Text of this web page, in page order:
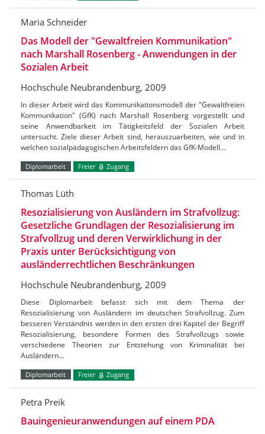
Maria Schneider
Das Modell der "Gewaltfreien Kommunikation"
nach Marshall Rosenberg - Anwendungen in der
Sozialen Arbeit
Hochschule Neubrandenburg, 2009
In dieser Arbeit wird das Kommunikationsmodell der "Gewaltfreien
Kommunikation" (GfK) nach Marshall Rosenberg vorgestellt und
seine Anwendbarkeit im Tätigkeitsfeld der Sozialen Arbeit
untersucht. Ziele dieser Arbeit sind, herauszuarbeiten, wie und in
welchen sozialpädagogischen Arbeitsfeldern das GfK-Modell…
Diplomarbeit Freier Zugang
Thomas Lüth
Resozialisierung von Ausländern im Strafvollzug:
Gesetzliche Grundlagen der Resozialisierung im
Strafvollzug und deren Verwirklichung in der
Praxis unter Berücksichtigung von
ausländerrechtlichen Beschränkungen
Hochschule Neubrandenburg, 2009
Diese Diplomarbeit befasst sich mit dem Thema der
Resozialisierung von Ausländern im deutschen Strafvollzug. Zum
besseren Verständnis werden in den ersten drei Kapitel der Begriff
Resozialisierung, besondere Formen des Strafvollzugs sowie
verschiedene Theorien zur Entstehung von Kriminalität bei
Ausländern…
Diplomarbeit Freier Zugang
Petra Preik
Bauingenieuranwendungen auf einem PDA